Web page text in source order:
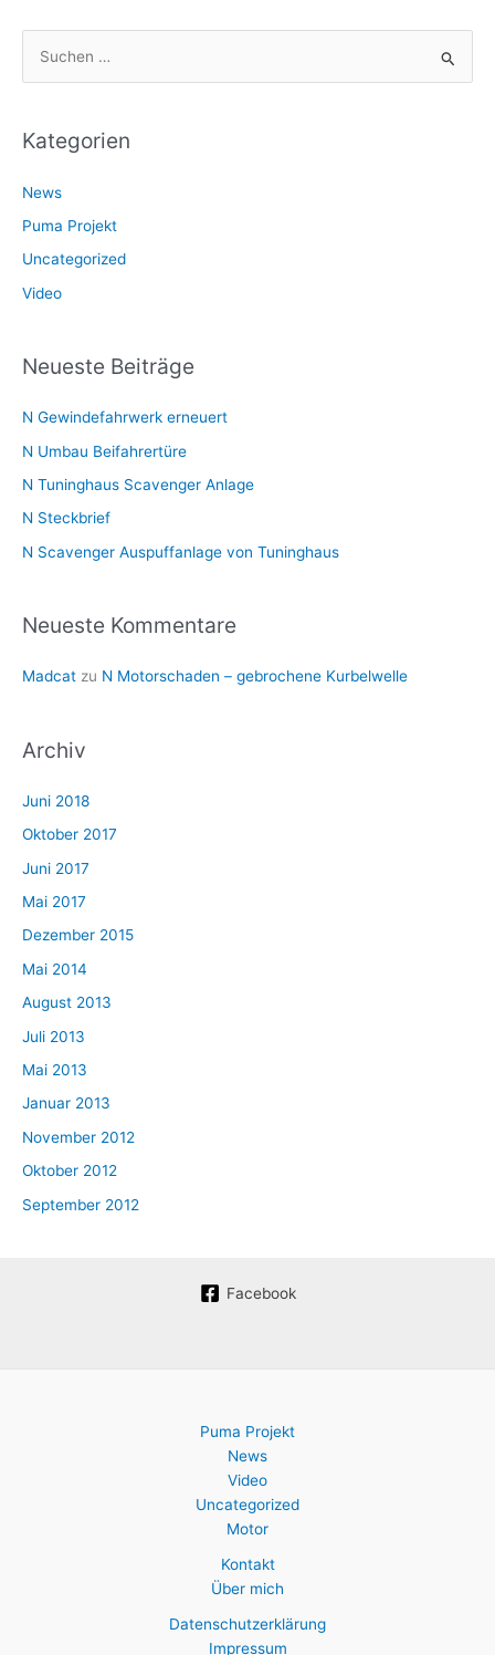
h
n
n
a
Kategorien
News
Puma Projekt
Uncategorized
Video
Neueste Beiträge
N Gewindefahrwerk erneuert
N Umbau Beifahrertüre
N Tuninghaus Scavenger Anlage
N Steckbrief
N Scavenger Auspuffanlage von Tuninghaus
Neueste Kommentare
Madcat zu N Motorschaden – gebrochene Kurbelwelle
Archiv
Juni 2018
Oktober 2017
Juni 2017
Mai 2017
Dezember 2015
Mai 2014
August 2013
Juli 2013
Mai 2013
Januar 2013
November 2012
Oktober 2012
September 2012
Facebook
Puma Projekt
News
Video
Uncategorized
Motor
Kontakt
Über mich
Datenschutzerklärung
Impressum